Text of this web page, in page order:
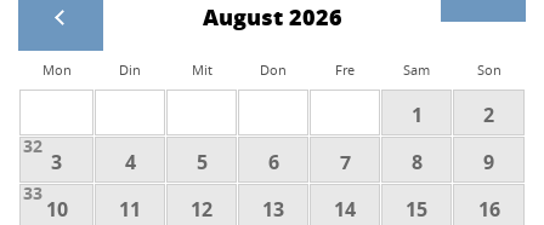
August 2026
Mon Din Mit Don Fre Sam Son
1 2
32
3 4 5 6 7 8 9
33
10 11 12 13 14 15 16